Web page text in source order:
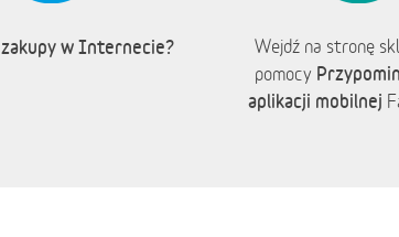
zakupy w Internecie?
Wejdź na stronę
pomocy
aplikacji mobilnej